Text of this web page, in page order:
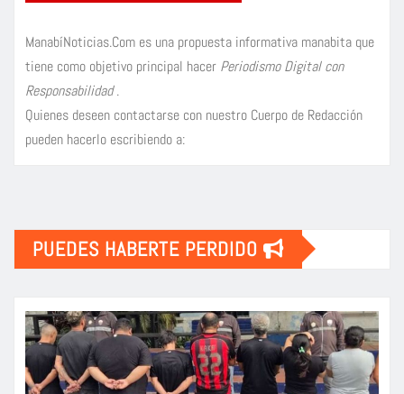
ManabíNoticias.Com es una propuesta informativa manabita que
tiene como objetivo principal hacer Periodismo Digital con
Responsabilidad.
Quienes deseen contactarse con nuestro Cuerpo de Redacción
pueden hacerlo escribiendo a:
PUEDES HABERTE PERDIDO